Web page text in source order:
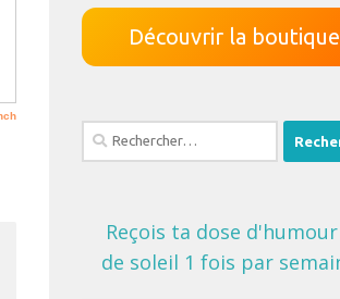
Découvrir la boutique
Rechercher :